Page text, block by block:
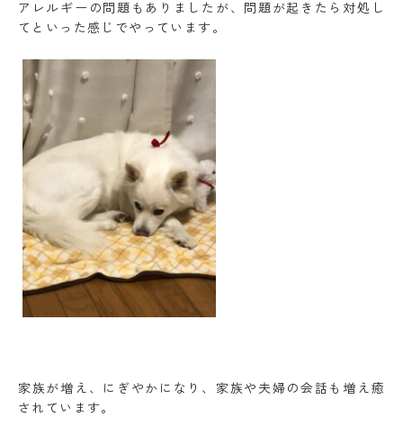
アレルギーの問題もありましたが、問題が起きたら対処し
てといった感じでやっています。
家族が増え、にぎやかになり、家族や夫婦の会話も増え癒
されています。